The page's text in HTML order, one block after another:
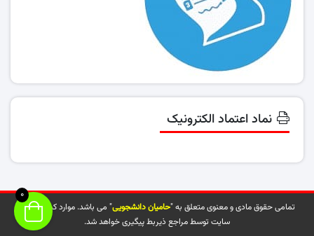
نماد اعتماد الکترونیک
تمامی حقوق مادی و معنوی متعلق به "حامیان دانشجویی" می باشد. موارد کپی شده از
سایت توسط مراجع ذیربط پیگیری خواهد شد.
0